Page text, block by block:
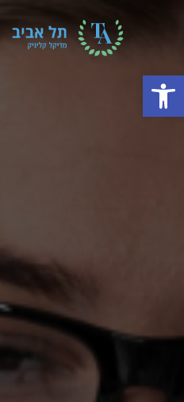
פתח סרגל נגישות